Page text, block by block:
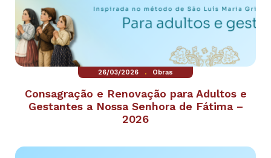
26/03/2026 . Obras
Consagração e Renovação para Adultos e
Gestantes a Nossa Senhora de Fátima –
2026